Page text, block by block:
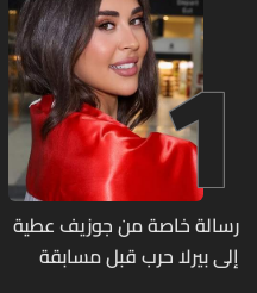
1
رسالة خاصة من جوزيف عطية
إلى بيرلا حرب قبل مسابقة